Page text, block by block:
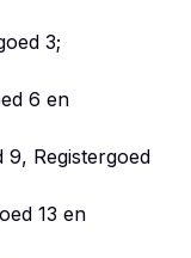
3;
6 en
9, Registergoed
13 en